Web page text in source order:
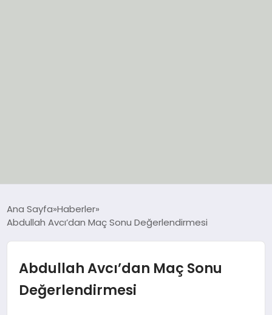
GÜNCEL
SIYASET
Ana Sayfa Haberler
Abdullah Avcı’dan Maç Sonu Değerlendirmesi
Abdullah Avcı’dan Maç Sonu
Değerlendirmesi